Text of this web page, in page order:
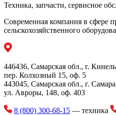
Техника, запчасти, сервисное
Современная компания в сфере
сельскохозяйственного
446436, Самарская обл., г.
пер. Колхозный 15, оф. 5
443045, Самарская обл., г.
ул. Авроры, 148, оф. 403
8 (800) 300-68-15 — техника